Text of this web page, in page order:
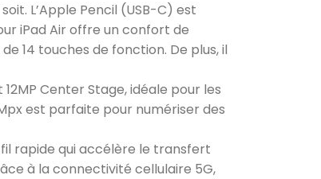
L’Apple Pencil (USB-C) est
iPad Air offre un confort de
14 touches de fonction. De plus, il
12MP Center Stage, idéale pour les
est parfaite pour numériser des
fil rapide qui accélère le transfert
à la connectivité cellulaire 5G,